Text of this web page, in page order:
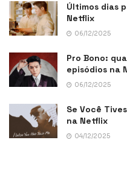
Últimos dias
Netflix
06/12/2025
Pro Bono:
episódios na
06/12/2025
Se Você
na Netflix
04/12/2025